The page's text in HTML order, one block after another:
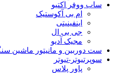
ساب ووفر اکتیو
ام بی آکوستیک
اینفینیتی
جی بی ال
مجیک آدیو
ست دوربین و مانیتور ماشین
سوپرتیوتر-تیوتر
پاور پلاس